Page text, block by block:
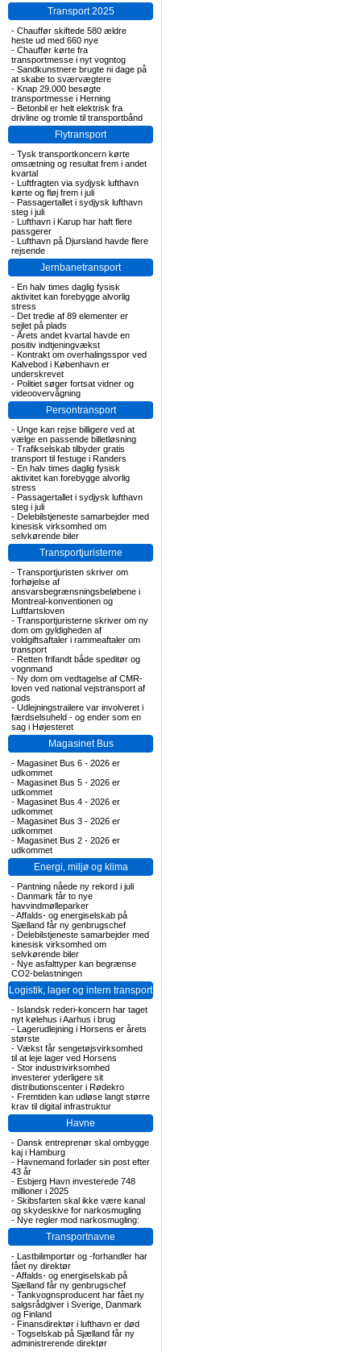
Transport 2025
- Chauffør skiftede 580 ældre
heste ud med 660 nye
- Chauffør kørte fra
transportmesse i nyt vogntog
- Sandkunstnere brugte ni dage på
at skabe to sværvægtere
- Knap 29.000 besøgte
transportmesse i Herning
- Betonbil er helt elektrisk fra
drivline og tromle til transportbånd
Flytransport
- Tysk transportkoncern kørte
omsætning og resultat frem i andet
kvartal
- Luftfragten via sydjysk lufthavn
kørte og fløj frem i juli
- Passagertallet i sydjysk lufthavn
steg i juli
- Lufthavn i Karup har haft flere
passgerer
- Lufthavn på Djursland havde flere
rejsende
Jernbanetransport
- En halv times daglig fysisk
aktivitet kan forebygge alvorlig
stress
- Det tredie af 89 elementer er
sejlet på plads
- Årets andet kvartal havde en
positiv indtjeningvækst
- Kontrakt om overhalingsspor ved
Kalvebod i København er
underskrevet
- Politiet søger fortsat vidner og
videoovervågning
Persontransport
- Unge kan rejse billigere ved at
vælge en passende billetløsning
- Trafikselskab tilbyder gratis
transport til festuge i Randers
- En halv times daglig fysisk
aktivitet kan forebygge alvorlig
stress
- Passagertallet i sydjysk lufthavn
steg i juli
- Delebilstjeneste samarbejder med
kinesisk virksomhed om
selvkørende biler
Transportjuristerne
- Transportjuristen skriver om
forhøjelse af
ansvarsbegrænsningsbeløbene i
Montreal-konventionen og
Luftfartsloven
- Transportjuristerne skriver om ny
dom om gyldigheden af
voldgiftsaftaler i rammeaftaler om
transport
- Retten frifandt både speditør og
vognmand
- Ny dom om vedtagelse af CMR-
loven ved national vejstransport af
gods
- Udlejningstrailere var involveret i
færdselsuheld - og ender som en
sag i Højesteret
Magasinet Bus
- Magasinet Bus 6 - 2026 er
udkommet
- Magasinet Bus 5 - 2026 er
udkommet
- Magasinet Bus 4 - 2026 er
udkommet
- Magasinet Bus 3 - 2026 er
udkommet
- Magasinet Bus 2 - 2026 er
udkommet
Energi, miljø og klima
- Pantning nåede ny rekord i juli
- Danmark får to nye
havvindmølleparker
-Affalds- og energiselskab på
Sjælland får ny genbrugschef
- Delebilstjeneste samarbejder med
kinesisk virksomhed om
selvkørende biler
- Nye asfalttyper kan begrænse
CO2-belastningen
Logistik, lager og intern transport
- Islandsk rederi-koncern har taget
nyt kølehus i Aarhus i brug
- Lagerudlejning i Horsens er årets
største
- Vækst får sengetøjsvirksomhed
til at leje lager ved Horsens
- Stor industrivirksomhed
investerer yderligere sit
distributionscenter i Rødekro
- Fremtiden kan udløse langt større
krav til digital infrastruktur
Havne
- Dansk entreprenør skal ombygge
kaj i Hamburg
- Havnemand forlader sin post efter
43 år
- Esbjerg Havn investerede 748
millioner i 2025
- Skibsfarten skal ikke være kanal
og skydeskive for narkosmugling
- Nye regler mod narkosmugling:
Transportnavne
- Lastbilimportør og -forhandler har
fået ny direktør
-Affalds- og energiselskab på
Sjælland får ny genbrugschef
- Tankvognsproducent har fået ny
salgsrådgiver i Sverige, Danmark
og Finland
- Finansdirektør i lufthavn er død
- Togselskab på Sjælland får ny
administrerende direktør